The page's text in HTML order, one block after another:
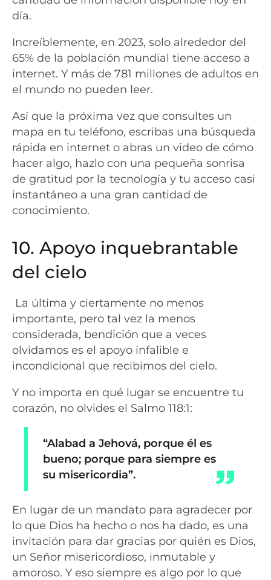
día.
Increíblemente, en 2023, solo alrededor del
65% de la población mundial tiene acceso a
internet. Y más de 781 millones de adultos en
el mundo no pueden leer.
Así que la próxima vez que consultes un
mapa en tu teléfono, escribas una búsqueda
rápida en internet o abras un video de cómo
hacer algo, hazlo con una pequeña sonrisa
de gratitud por la tecnología y tu acceso casi
instantáneo a una gran cantidad de
conocimiento.
10. Apoyo inquebrantable
del cielo
La última y ciertamente no menos
importante, pero tal vez la menos
considerada, bendición que a veces
olvidamos es el apoyo infalible e
incondicional que recibimos del cielo.
Y no importa en qué lugar se encuentre tu
corazón, no olvides el Salmo 118:1:
“Alabad a Jehová, porque él es
bueno; porque para siempre es
su misericordia”.
En lugar de un mandato para agradecer por
lo que Dios ha hecho o nos ha dado, es una
invitación para dar gracias por quién es Dios,
un Señor misericordioso, inmutable y
amoroso. Y eso siempre es algo por lo que